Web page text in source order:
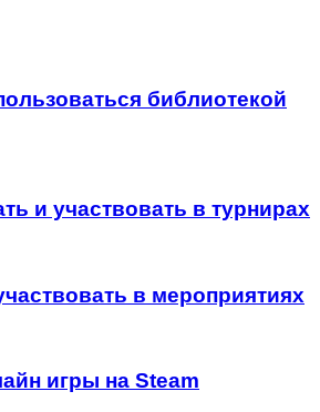
библиотекой
и участвовать в турнирах
в мероприятиях
игры на Steam